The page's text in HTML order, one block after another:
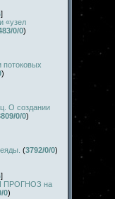
]
«узел
0/0)
потоковых
)
О создании
0/0)
(3792/0/0)
]
ПРОГНОЗ на
0)